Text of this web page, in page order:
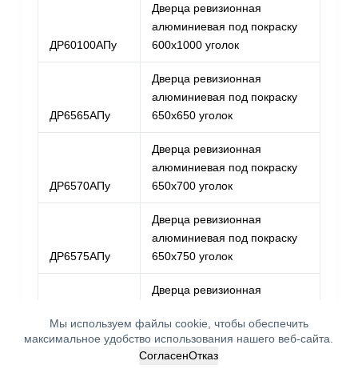
Мы используем файлы cookie, чтобы обеспечить
максимальное удобство использования нашего веб-сайта.
СогласенОтказ
ДР60100АПу
Дверца ревизионная
алюминиевая под покраску
600х1000 уголок
ДР6565АПу
Дверца ревизионная
алюминиевая под покраску
650х650 уголок
ДР6570АПу
Дверца ревизионная
алюминиевая под покраску
650х700 уголок
ДР6575АПу
Дверца ревизионная
алюминиевая под покраску
650х750 уголок
ДР6580АПу
Дверца ревизионная
650х800 уголок
Дверца ревизионная
Связаться с нами :)